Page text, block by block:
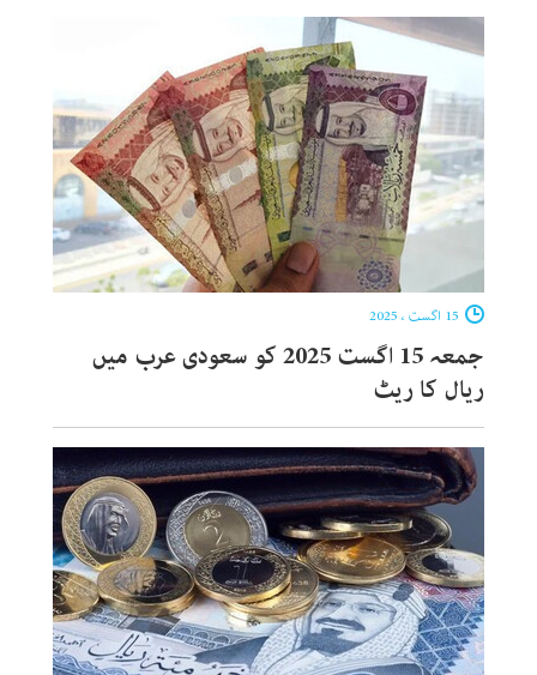
جمعہ 15 اگست 2025 کو سعودی عرب میں
ریال کا ریٹ